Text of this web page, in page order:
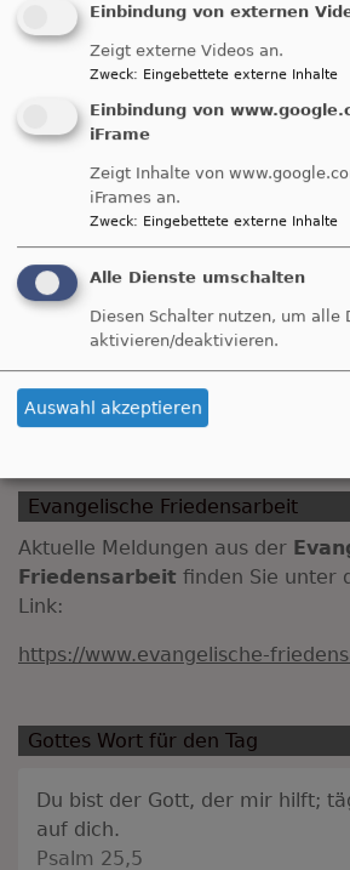
müssen vorzeitig aus ihrem
Wie kann man dieser
AGIL, "Arbeit und Gesundheit im
ein auf die spezielle Situation
und Lehrern ausgerichtetes
Präventionsprogramm. Es
berufsspezifische
erkennen, beruflichen Stress zu
langfristig die Gesundheit und
verbessern. Der Workshop soll
Module des Programms geben.
Referent: Wolf-Dieter Schuster,
Schulberatung München
Evangelische Friedensarbeit
Aktuelle Meldungen aus der
Friedensarbeit finden Sie unter
Link:
https://www.evangelische-
Gottes Wort für den Tag
Du bist der Gott, der mir hilft;
auf dich.
Psalm 25,5
Einbindung von externen
Zeigt externe Videos an.
Zweck: Eingebettete externe Inhalte
Einbindung von
iFrame
Zeigt Inhalte von
iFrames an.
Zweck: Eingebettete externe Inhalte
Alle Dienste umschalten
Diesen Schalter nutzen, um alle
aktivieren/deaktivieren.
Auswahl akzeptieren